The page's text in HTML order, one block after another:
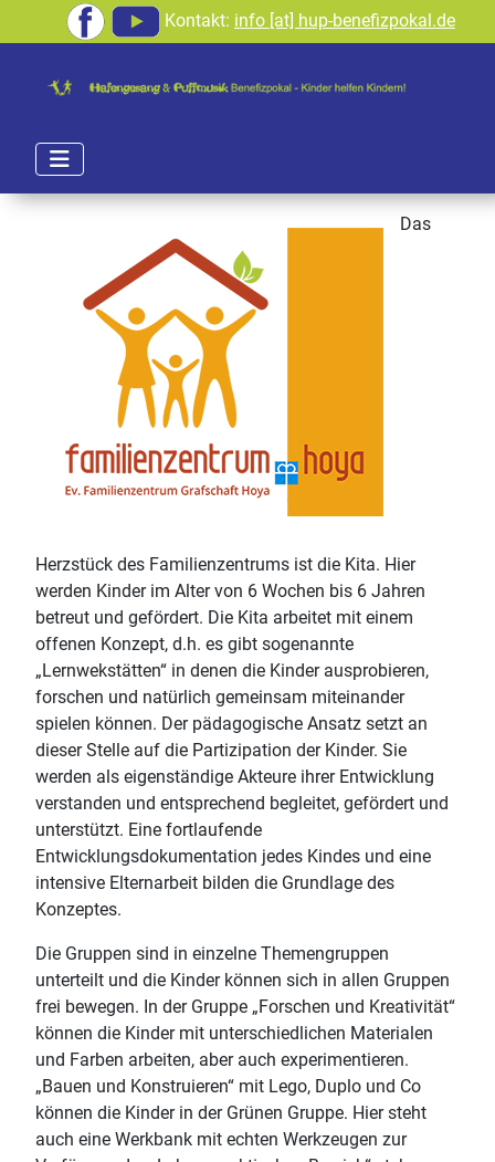
Kontakt: info [at] hup-benefizpokal.de
Das
Herzstück des Familienzentrums ist die Kita. Hier
werden Kinder im Alter von 6 Wochen bis 6 Jahren
betreut und gefördert. Die Kita arbeitet mit einem
offenen Konzept, d.h. es gibt sogenannte
„Lernwekstätten“ in denen die Kinder ausprobieren,
forschen und natürlich gemeinsam miteinander
spielen können. Der pädagogische Ansatz setzt an
dieser Stelle auf die Partizipation der Kinder. Sie
werden als eigenständige Akteure ihrer Entwicklung
verstanden und entsprechend begleitet, gefördert und
unterstützt. Eine fortlaufende
Entwicklungsdokumentation jedes Kindes und eine
intensive Elternarbeit bilden die Grundlage des
Konzeptes.
Die Gruppen sind in einzelne Themengruppen
unterteilt und die Kinder können sich in allen Gruppen
frei bewegen. In der Gruppe „Forschen und Kreativität“
können die Kinder mit unterschiedlichen Materialen
und Farben arbeiten, aber auch experimentieren.
„Bauen und Konstruieren“ mit Lego, Duplo und Co
können die Kinder in der Grünen Gruppe. Hier steht
auch eine Werkbank mit echten Werkzeugen zur